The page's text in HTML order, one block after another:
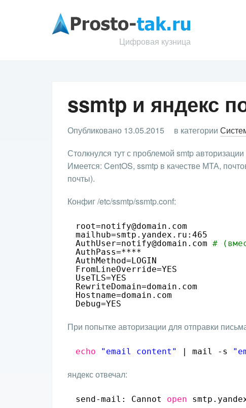
Цифровая кузница
ssmtp и яндекс
Опубликовано 13.05.2015 в категории
Столкнулся тут с проблемой smtp
Имеется: CentOS, ssmtp в качестве МТА,
почты).
Конфиг /etc/ssmtp/ssmtp.conf:
root=notify@domain.com
mailhub=smtp.yandex.ru:465
AuthUser=notify@domain.com #
AuthPass=****
AuthMethod=LOGIN
FromLineOverride=YES
UseTLS=YES
RewriteDomain=domain.com
Hostname=domain.com
Debug=YES
При попытке авторизации для отправки
echo "email content" | mail -s
яндекс отвечал:
send-mail: Cannot open